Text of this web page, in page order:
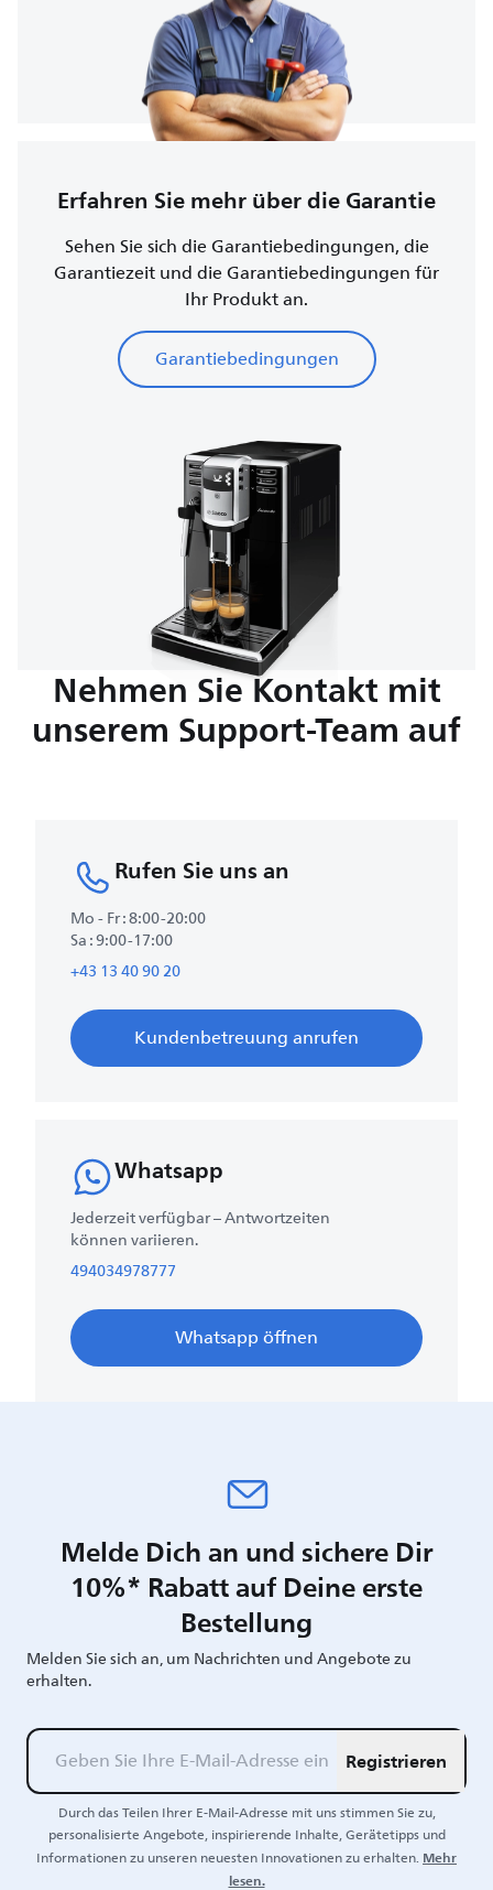
Erfahren Sie mehr über die Garantie
Sehen Sie sich die Garantiebedingungen, die
Garantiezeit und die Garantiebedingungen für
Ihr Produkt an.
Garantiebedingungen
Nehmen Sie Kontakt mit
unserem Support-Team auf
Rufen Sie uns an
Mo - Fr : 8:00-20:00
Sa : 9:00-17:00
+43 13 40 90 20
Kundenbetreuung anrufen
Whatsapp
Jederzeit verfügbar – Antwortzeiten
können variieren.
494034978777
Whatsapp öffnen
Melde Dich an und sichere Dir
10%* Rabatt auf Deine erste
Bestellung
Melden Sie sich an, um Nachrichten und Angebote zu
erhalten.
Registrieren
Durch das Teilen Ihrer E-Mail-Adresse mit uns stimmen Sie zu,
personalisierte Angebote, inspirierende Inhalte, Gerätetipps und
Informationen zu unseren neuesten Innovationen zu erhalten.Mehr
lesen.